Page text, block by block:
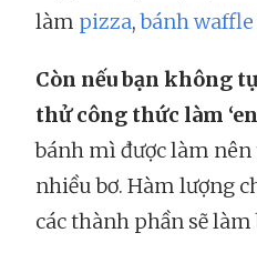
làm pizza,bánh waffle
Còn nếu bạn không
thử công thức làm
bánh mì được làm nên
nhiều bơ. Hàm lượng
các thành phần sẽ làm